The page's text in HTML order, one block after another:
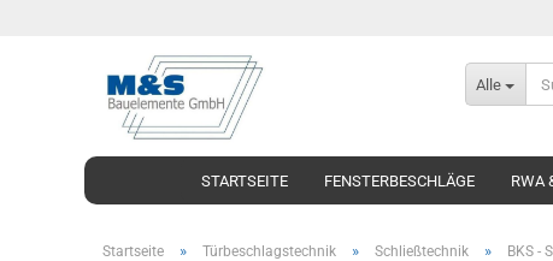
Alle
STARTSEITE FENSTERBESCHLÄGE RWA
Startseite » Türbeschlagstechnik » Schließtechnik » BKS -